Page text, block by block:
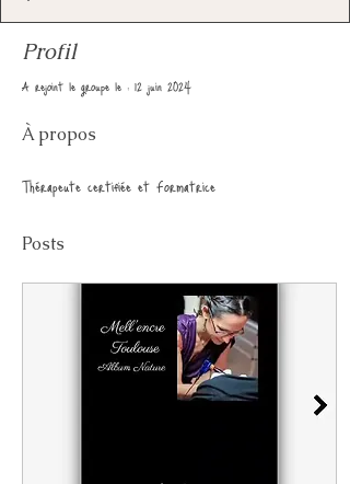
Profil
A rejoint le groupe le : 12 juin 2024
À propos
Thérapeute certifiée et Formatrice
Posts